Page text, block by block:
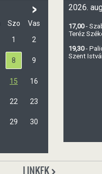
>
Szo
Vas
1
2
8 9
15 16
22 23
29 30
2026.
17,00-
Teréz
19,30-
Szent
LINKEK